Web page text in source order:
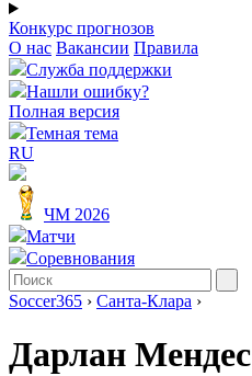
Конкурс прогнозов
О нас Вакансии Правила
Служба поддержки
Нашли ошибку?
Полная версия
Темная тема
RU
ЧМ 2026
Матчи
Соревнования
Soccer365 › Санта-Клара ›
Дарлан Мендес